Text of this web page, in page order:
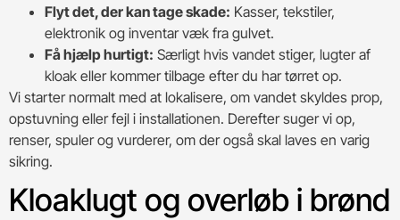
Flyt det, der kan tage skade: Kasser, tekstiler,
elektronik og inventar væk fra gulvet.
Få hjælp hurtigt: Særligt hvis vandet stiger, lugter af
kloak eller kommer tilbage efter du har tørret op.
Vi starter normalt med at lokalisere, om vandet skyldes prop,
opstuvning eller fejl i installationen. Derefter suger vi op,
renser, spuler og vurderer, om der også skal laves en varig
sikring.
Kloaklugt og overløb i brønd